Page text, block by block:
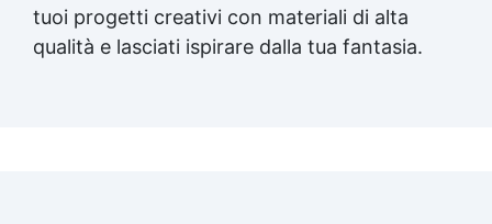
tuoi progetti creativi con materiali di alta
qualità e lasciati ispirare dalla tua fantasia.